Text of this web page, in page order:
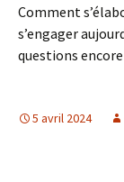
Comment
s’engager
questions
5 avril 2024